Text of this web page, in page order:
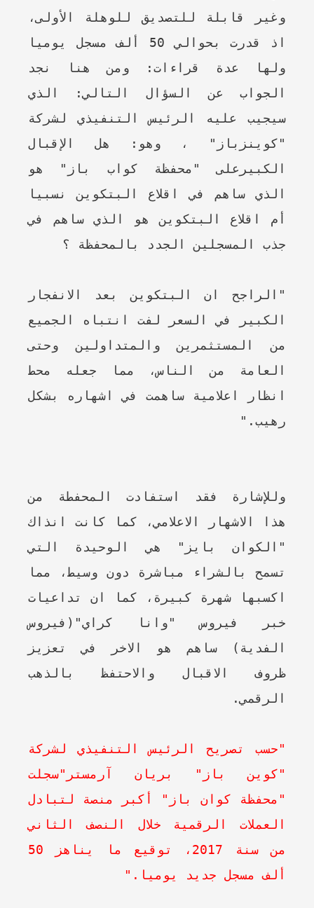
وغير قابلة للتصديق للوهلة الأولى،
اذ قدرت بحوالي 50 ألف مسجل يوميا
ولها عدة قراءات: ومن هنا نجد
الجواب عن السؤال التالي: الذي
سيجيب عليه الرئيس التنفيذي لشركة
"كوينزباز" ، وهو: هل الإقبال
الكبيرعلى "محفظة كواب باز" هو
الذي ساهم في اقلاع البتكوين نسبيا
أم اقلاع البتكوين هو الذي ساهم في
جذب المسجلين الجدد بالمحفظة ؟
"الراجح ان البتكوين بعد الانفجار
الكبير في السعر لفت انتباه الجميع
من المستثمرين والمتداولين وحتى
العامة من الناس، مما جعله محط
انظار اعلامية ساهمت في اشهاره بشكل
رهيب."
وللإشارة فقد استفادت المحفطة من
هذا الاشهار الاعلامي، كما كانت انذاك
"الكوان بايز" هي الوحيدة التي
تسمح بالشراء مباشرة دون وسيط، مما
اكسبها شهرة كبيرة، كما ان تداعيات
خبر فيروس "وانا كراي"(فيروس
الفدية) ساهم هو الاخر في تعزيز
ظروف الاقبال والاحتفظ بالذهب
الرقمي.
"حسب تصريح الرئيس التنفيذي لشركة
"كوين باز" بريان آرمستر"سجلت
"محفظة كوان باز" أكبر منصة لتبادل
العملات الرقمية خلال النصف الثاني
من سنة 2017، توقيع ما يناهز 50
ألف مسجل جديد يوميا."